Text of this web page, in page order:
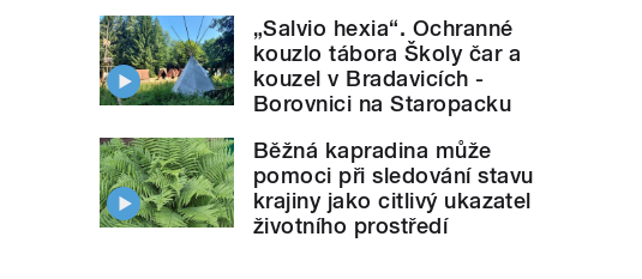
„Salvio hexia“. Ochranné
kouzlo tábora Školy čar a
kouzel v Bradavicích -
Borovnici na Staropacku
Běžná kapradina může
pomoci při sledování stavu
krajiny jako citlivý ukazatel
životního prostředí